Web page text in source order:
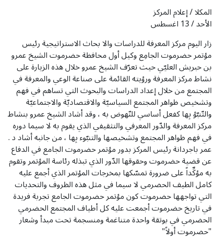
المكلا / إعلام المركز
الأحد / 13 اغسطس
زار اليوم مركز المعرفة للدراسات والا بحاث الاستراتيجية رئيس
مؤتمر حضرموت الجامِع وكيل أول محافظة حضرموت الشيخ عمرو
بن حبريش العليّي حيث تعرّف الشيخ عمرو خلال هذه الزيارة على
نشاط مركز المعرفة ورؤيته القائمة على صناعة الوعي والمعرفة في
المجتمع من خلال إعداد الدراسات والبحوث التي تساهم في فهم
وتشخيص ظواهر المجتمع السياسيّة والاقتصاديّة والاجتماعيّة
والتّنبّؤ بِها كفعل أساسي للنّهوض به ، وقد أشاد الشيخ عمرو بنشاط
مركز المعرفة والدّور المعرفي والتثقيفي الذي يقوم به لا سيما دوره
في فهم ظواهر المجتمع وتشخيصها والتنبّوء بِها ، من جانبه أشاد د .
عمر باجردانة رئيس المركز بدور مؤتمر حضرموت الجامع في الدفاع
عن قضية حضرموت وحقوقها الدّور الذي تبذله رئاسة المؤتمر وتقوم
به مؤكِّداً على ضرورة تمسّكها بمخرجات المؤتمر الذي أجمع عليه
كامل الطيف الحضرمي لا سيما في مثل هذه الظروف والتحديات
التي تواجهها حضرموت كون مؤتمر حضرموت الجامع تجربة فريدة
في تاريخ حضرموت أجمعت عليه كل أطياف المجتمع الحضرمي
الحضرمي في بوتقة واحدة متناغمة ومنسجمة تحت مبدأ وشعار
"حضرموت أولاً"